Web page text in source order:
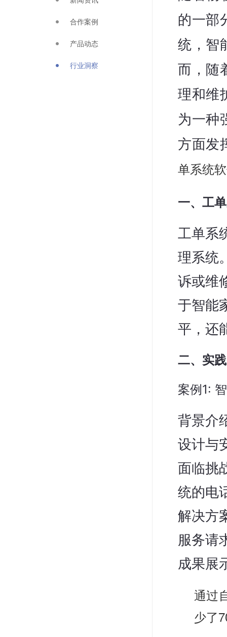
合作案例
产品动态
行业洞察
的一部
统，智
而，随
理和维
为一种
方面发
单系统
一、工
工单系
理系统
诉或维
于智能
平，还
二、实
案例1:
背景介
设计与
面临挑
统的电
解决方
服务请
成果展
通过
少了